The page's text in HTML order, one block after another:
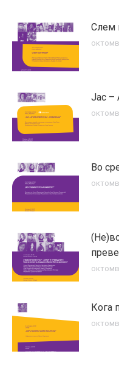
Слем
Јас –
Во
Кога